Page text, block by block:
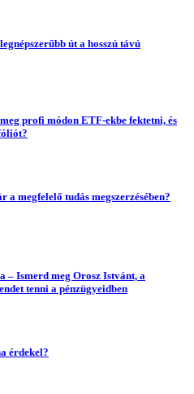
út a hosszú távú
profi módon ETF-ekbe fektetni, és
a megfelelő tudás megszerzésében?
– Ismerd meg Orosz Istvánt, a
tenni a pénzügyeidben
érdekel?